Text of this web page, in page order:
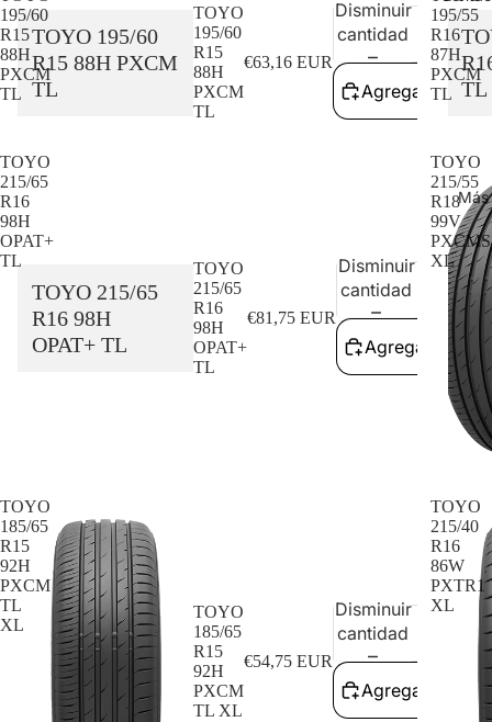
Más
195/60
R15
88H
PXCM
TL
TOYO 195/60
R15 88H PXCM
TL
TOYO
195/60
R15
88H
PXCM
TL
€63,16 EUR
Disminuir
cantidad
Agregar al
195/55
R16
87H
PXCM
TL TL
TOYO
215/65
R16
98H
OPAT+
TL
TOYO 215/65
R16 98H
OPAT+ TL
TOYO
215/65
R16
98H
OPAT+
TL
€81,75 EUR
Disminuir
cantidad
Agregar al
TOYO
215/55
R18
99V
PXCMS
XL
TOYO
185/65
R15
92H
PXCM
TL
XL
TOYO
185/65
R15
92H
PXCM
TL XL
€54,75 EUR
Disminuir
cantidad
Agregar al
TOYO
215/40
R16
86W
PXTR1
XL